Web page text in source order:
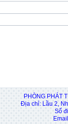
PHÒNG PHÁT
Địa chỉ: Lầu 2,
Số